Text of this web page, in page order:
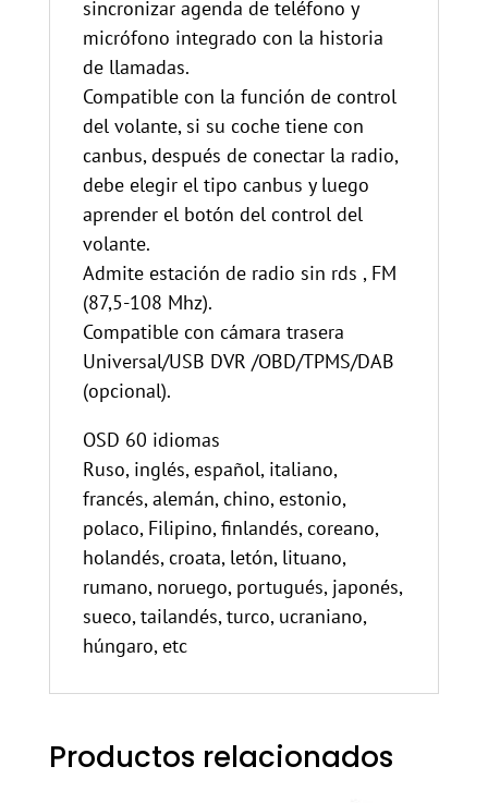
sincronizar agenda de teléfono y
micrófono integrado con la historia
de llamadas.
Compatible con la función de control
del volante, si su coche tiene con
canbus, después de conectar la radio,
debe elegir el tipo canbus y luego
aprender el botón del control del
volante.
Admite estación de radio sin rds , FM
(87,5-108 Mhz).
Compatible con cámara trasera
Universal/USB DVR /OBD/TPMS/DAB
(opcional).
OSD 60 idiomas
Ruso, inglés, español, italiano,
francés, alemán, chino, estonio,
polaco, Filipino, finlandés, coreano,
holandés, croata, letón, lituano,
rumano, noruego, portugués, japonés,
sueco, tailandés, turco, ucraniano,
húngaro, etc
Productos relacionados